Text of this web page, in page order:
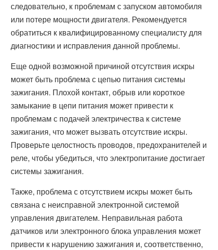
следовательно, к проблемам с запуском автомобиля
или потере мощности двигателя. Рекомендуется
обратиться к квалифицированному специалисту для
диагностики и исправления данной проблемы.
Еще одной возможной причиной отсутствия искры
может быть проблема с цепью питания системы
зажигания. Плохой контакт, обрыв или короткое
замыкание в цепи питания может привести к
проблемам с подачей электричества к системе
зажигания, что может вызвать отсутствие искры.
Проверьте целостность проводов, предохранителей и
реле, чтобы убедиться, что электропитание достигает
системы зажигания.
Также, проблема с отсутствием искры может быть
связана с неисправной электронной системой
управления двигателем. Неправильная работа
датчиков или электронного блока управления может
привести к нарушению зажигания и, соответственно,